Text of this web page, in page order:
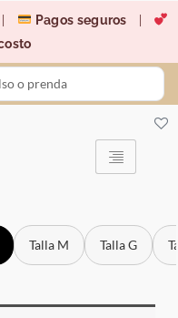
| Pagos seguros
Talla M Talla G